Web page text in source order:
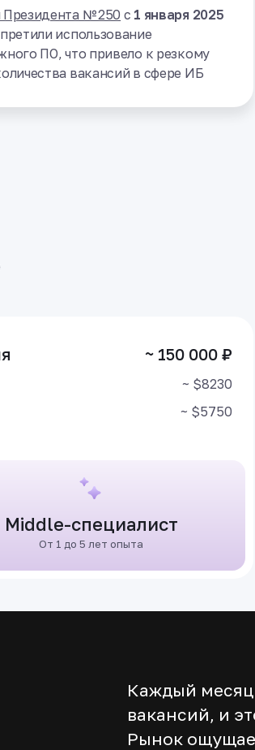
Президента № 250 с 1 января 2025
использование
ПО, что привело к резкому
вакансий в сфере ИБ
~ $5750
~ $8230
~ 150 000 ₽
От 1 до 5 лет опыта
Middle-специалист
Каждый месяц
вакансий, и
Рынок